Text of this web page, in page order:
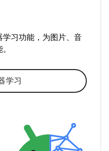
习功能，为图片、音
学习